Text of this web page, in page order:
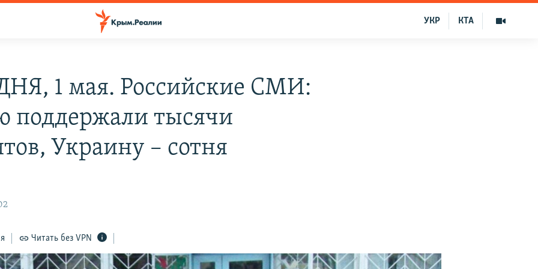
КТА
УКР
1 мая. Российские СМИ:
поддержали тысячи
Украину – сотня
Читать без VPN